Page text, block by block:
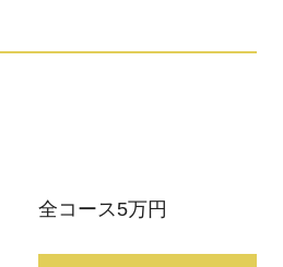
全コース5万円